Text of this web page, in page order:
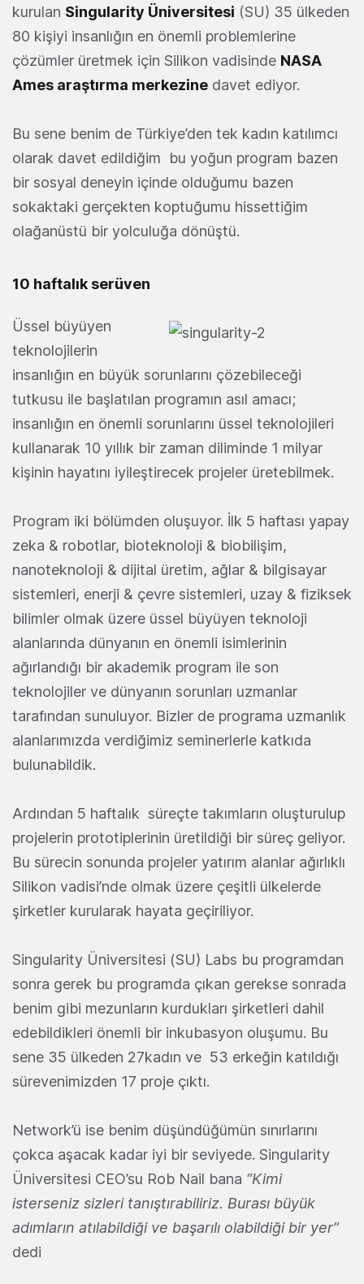
kurulan Singularity Üniversitesi (SU) 35 ülkeden
80 kişiyi insanlığın en önemli problemlerine
çözümler üretmek için Silikon vadisinde NASA
Ames araştırma merkezine davet ediyor.
Bu sene benim de Türkiye’den tek kadın katılımcı
olarak davet edildiğim bu yoğun program bazen
bir sosyal deneyin içinde olduğumu bazen
sokaktaki gerçekten koptuğumu hissettiğim
olağanüstü bir yolculuğa dönüştü.
10 haftalık serüven
Üssel büyüyen
teknolojilerin
insanlığın en büyük sorunlarını çözebileceği
tutkusu ile başlatılan programın asıl amacı;
insanlığın en önemli sorunlarını üssel teknolojileri
kullanarak 10 yıllık bir zaman diliminde 1 milyar
kişinin hayatını iyileştirecek projeler üretebilmek.
Program iki bölümden oluşuyor. İlk 5 haftası yapay
zeka & robotlar, bioteknoloji & biobilişim,
nanoteknoloji & dijital üretim, ağlar & bilgisayar
sistemleri, enerji & çevre sistemleri, uzay & fiziksek
bilimler olmak üzere üssel büyüyen teknoloji
alanlarında dünyanın en önemli isimlerinin
ağırlandığı bir akademik program ile son
teknolojiler ve dünyanın sorunları uzmanlar
tarafından sunuluyor. Bizler de programa uzmanlık
alanlarımızda verdiğimiz seminerlerle katkıda
bulunabildik.
Ardından 5 haftalık süreçte takımların oluşturulup
projelerin prototiplerinin üretildiği bir süreç geliyor.
Bu sürecin sonunda projeler yatırım alanlar ağırlıklı
Silikon vadisi’nde olmak üzere çeşitli ülkelerde
şirketler kurularak hayata geçiriliyor.
Singularity Üniversitesi (SU) Labs bu programdan
sonra gerek bu programda çıkan gerekse sonrada
benim gibi mezunların kurdukları şirketleri dahil
edebildikleri önemli bir inkubasyon oluşumu. Bu
sene 35 ülkeden 27kadın ve 53 erkeğin katıldığı
sürevenimizden 17 proje çıktı.
Network’ü ise benim düşündüğümün sınırlarını
çokca aşacak kadar iyi bir seviyede. Singularity
Üniversitesi CEO’su Rob Nail bana “Kimi
isterseniz sizleri tanıştırabiliriz. Burası büyük
adımların atılabildiği ve başarılı olabildiği bir yer”
dedi